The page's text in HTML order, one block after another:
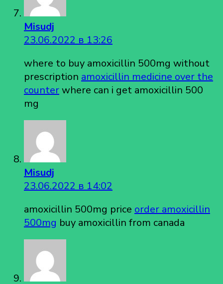
Misudj
23.06.2022 в 13:26
where to buy amoxicillin 500mg without
prescription amoxicillin medicine over the
counterwhere can i get amoxicillin 500
mg
Misudj
23.06.2022 в 14:02
amoxicillin 500mg price order amoxicillin
500mg buy amoxicillin from canada